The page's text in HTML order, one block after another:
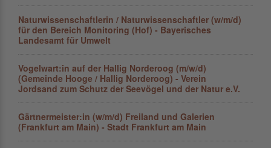
Naturwissenschaftlerin / Naturwissenschaftler (w/m/d)
für den Bereich Monitoring (Hof) - Bayerisches
Landesamt für Umwelt
Vogelwart:in auf der Hallig Norderoog (m/w/d)
(Gemeinde Hooge / Hallig Norderoog) - Verein
Jordsand zum Schutz der Seevögel und der Natur e.V.
Gärtnermeister:in (w/m/d) Freiland und Galerien
(Frankfurt am Main) - Stadt Frankfurt am Main